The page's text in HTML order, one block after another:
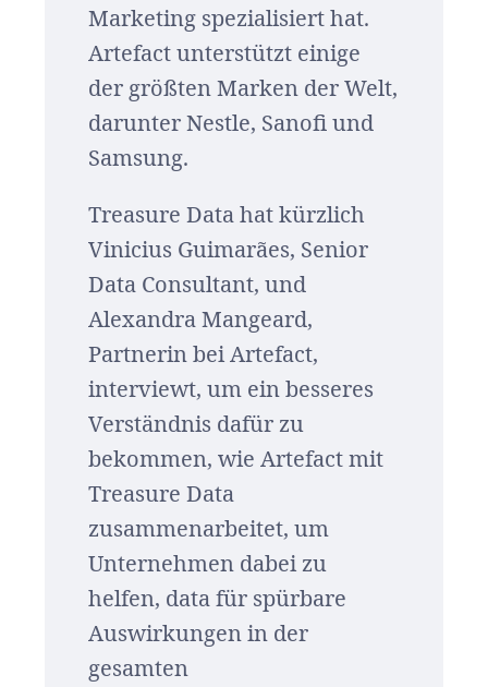
Marketing spezialisiert hat.
Artefact unterstützt einige
der größten Marken der Welt,
darunter Nestle, Sanofi und
Samsung.
Treasure Data hat kürzlich
Vinicius Guimarães, Senior
Data Consultant, und
Alexandra Mangeard,
Partnerin bei Artefact,
interviewt, um ein besseres
Verständnis dafür zu
bekommen, wie Artefact mit
Treasure Data
zusammenarbeitet, um
Unternehmen dabei zu
helfen, data für spürbare
Auswirkungen in der
gesamten